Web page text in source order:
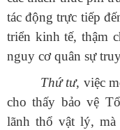
tác động trực tiếp
triển kinh tế, thậm
nguy cơ quân sự
Thứ tư, việc
cho thấy bảo vệ
lãnh thổ vật lý,